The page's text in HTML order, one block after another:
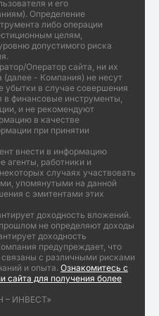
и его
Определение
либо операции
целям,
допустимого риска
Оператор сайта, ни их
- Компания) не несут
убытки в случае совершения
в финансовые инструменты,
и не рекомендуют
в качестве
при принятии
внести в информацию
агенты, работники и
случаях участвовать
упомянутыми на данной
с эмитентами этих
доходность вложений.
не определяют доходы
доходность
предупреждает, что
с различными рисками
и опыта. Ознакомитесь с
сайта для получения более
– ИНВЕСТ»